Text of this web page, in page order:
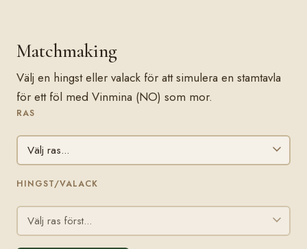
Matchmaking
Välj en hingst eller valack för att simulera en stamtavla
för ett föl med Vinmina (NO) som mor.
RAS
HINGST/VALACK